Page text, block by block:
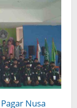
Pagar Nusa